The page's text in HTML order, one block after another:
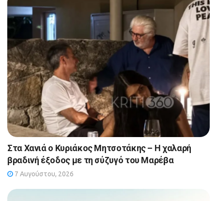
Στα Χανιά ο Κυριάκος Μητσοτάκης – Η χαλαρή
βραδινή έξοδος με τη σύζυγό του Μαρέβα
7 Αυγούστου, 2026